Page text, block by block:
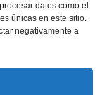
datos como el
únicas en este sitio.
negativamente a
Auxiliadora
salesiano
los 63 de